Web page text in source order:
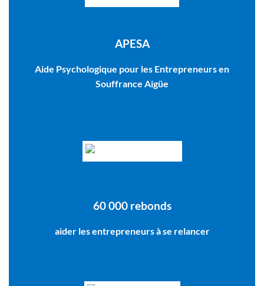
APESA
Aide Psychologique pour les Entrepreneurs en
Souffrance Aigüe
60 000 rebonds
aider les entrepreneurs à se relancer